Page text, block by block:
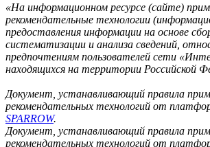
«На информационном ресурсе (сайте)
рекомендательные технологии
предоставления информации на основе
систематизации и анализа сведений,
предпочтениям пользователей сети
находящихся на территории Российской
Документ, устанавливающий правила
рекомендательных технологий от
SPARROW.
Документ, устанавливающий правила
рекомендательных технологий от